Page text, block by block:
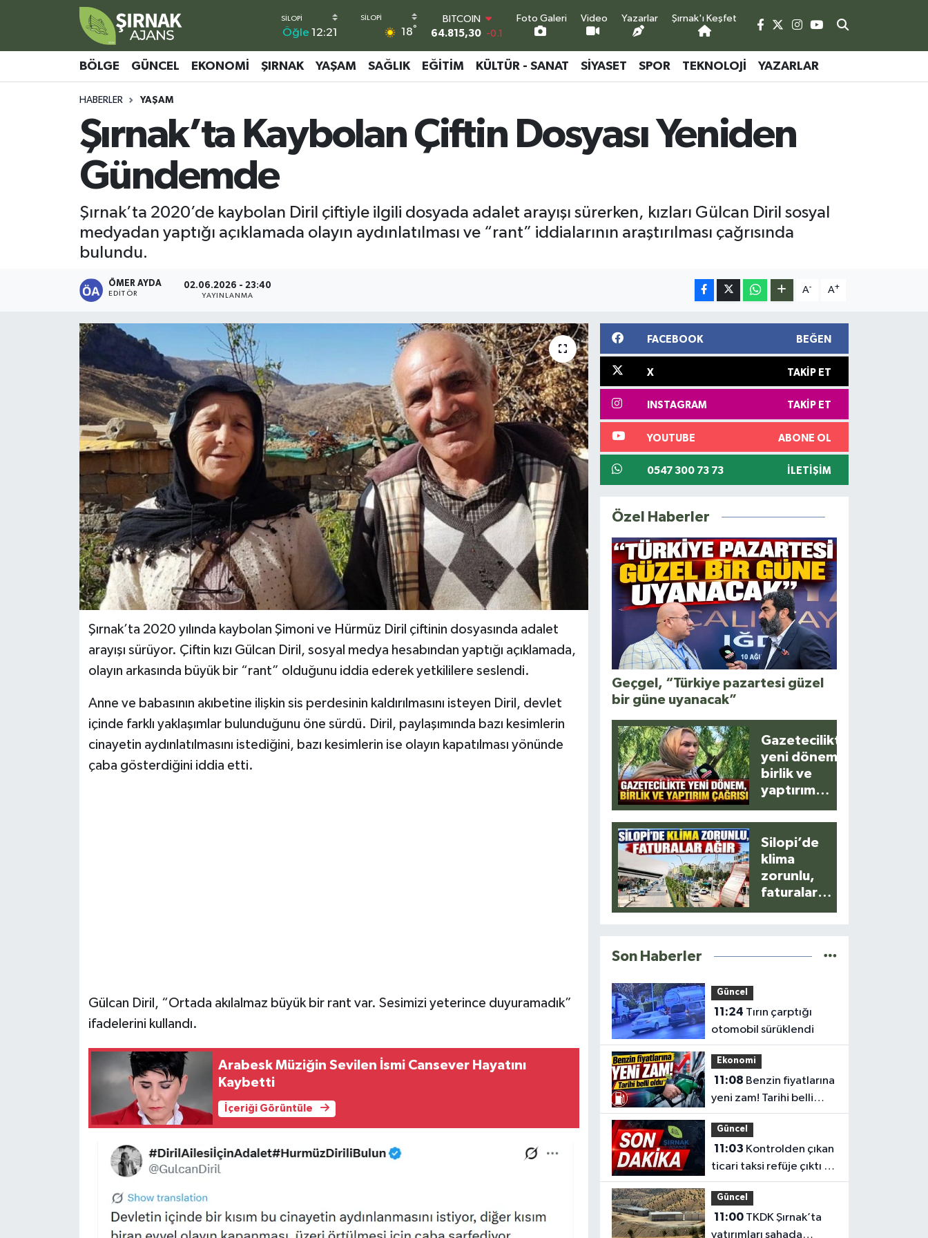
Öğle 12:21 18°
DOLAR
47,7436 0.18
55,2510
0.32
6660.55
BİST100
13.779 -14
Foto Galeri Video Yazarlar Şırnak'ı Keşfet
BÖLGE GÜNCEL EKONOMI ŞIRNAK YAŞAM SAĞLIK EĞITIM KÜLTÜR - SANAT SIYASET SPOR TEKNOLOJI YAZARLAR
HABERLER YAŞAM
Şırnak’ta Kaybolan Çiftin Dosyası Yeniden
Gündemde
Şırnak’ta 2020’de kaybolan Diril çiftiyle ilgili dosyada adalet arayışı sürerken, kızları Gülcan Diril sosyal
medyadan yaptığı açıklamada olayın aydınlatılması ve “rant” iddialarının araştırılması çağrısında
bulundu.
ÖMER AYDA
EDITÖR
02.06.2026 - 23:40
YAYINLANMA
A- A+
Şırnak’ta 2020 yılında kaybolan Şimoni ve Hürmüz Diril çiftinin dosyasında adalet
arayışı sürüyor. Çiftin kızı Gülcan Diril, sosyal medya hesabından yaptığı açıklamada,
olayın arkasında büyük bir “rant” olduğunu iddia ederek yetkililere seslendi.
Anne ve babasının akıbetine ilişkin sis perdesinin kaldırılmasını isteyen Diril, devlet
içinde farklı yaklaşımlar bulunduğunu öne sürdü. Diril, paylaşımında bazı kesimlerin
cinayetin aydınlatılmasını istediğini, bazı kesimlerin ise olayın kapatılması yönünde
çaba gösterdiğini iddia etti.
Gülcan Diril, “Ortada akılalmaz büyük bir rant var. Sesimizi yeterince duyuramadık”
ifadelerini kullandı.
Arabesk Müziğin Sevilen İsmi Cansever Hayatını
Kaybetti
İçeriği Görüntüle
FACEBOOK BEĞEN
X TAKIP ET
INSTAGRAM TAKIP ET
YOUTUBE ABONE OL
0547 300 73 73 İLETIŞIM
Özel Haberler
Geçgel, “Türkiye pazartesi güzel
bir güne uyanacak”
Gazetecilikte
yeni dönem,
birlik ve
yaptırım
Silopi’de
klima
zorunlu,
faturalar
Son Haberler
Güncel
11:24
otomobil sürüklendi
Ekonomi
11:08
yeni zam! Tarihi belli
oldu
Güncel
11:03
ticari taksi refüje çıktı 2
yaralı
Güncel
11:00TKDK Şırnak’ta
yatırımları sahada
Bölge
Ekonomi
Kültür - Sanat
Siyaset
Teknoloji
Yazarlar
Şırnak Nöbetçi Eczaneler
Şirnak Namaz Vakitleri
Şırnak Trafik Yoğunluk Haritası
Süper Lig Puan Durumu ve Fikstür
Tüm Manşetler
Haber Arşivi